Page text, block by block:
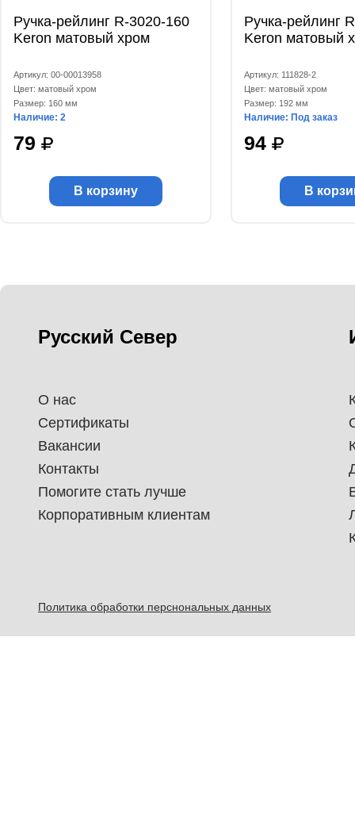
Ручка-рейлинг R-3020-160
Keron матовый хром
Артикул: 00-00013958
Цвет: матовый хром
Размер: 160 мм
Наличие: 2
79
В корзину
Ручка-рейлинг
Keron матовый
Артикул: 111828-2
Цвет: матовый хром
Размер: 192 мм
Наличие: Под заказ
94
В
Русский Север
О нас
Сертификаты
Вакансии
Контакты
Помогите стать лучше
Корпоративным клиентам
Политика обработки перснональных данных